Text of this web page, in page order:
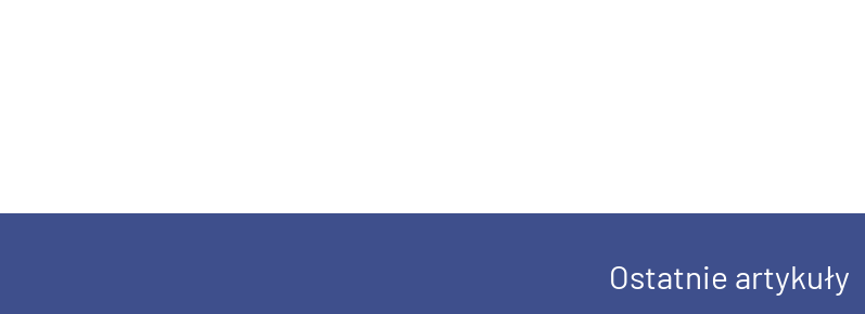
Ostatnie artykuły